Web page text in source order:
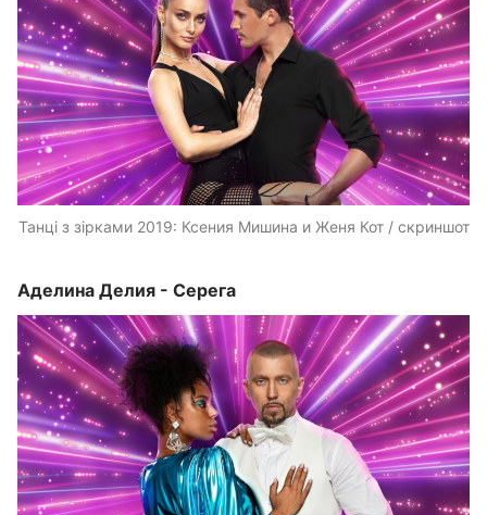
Танці з зірками 2019: Ксения Мишина и Женя Кот / скриншот
Аделина Делия - Серега